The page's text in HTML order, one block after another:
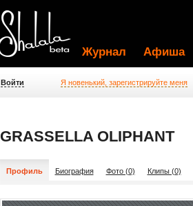
Журнал Афиша
Войти Я новенький, зарегистрируйте меня
GRASSELLA OLIPHANT
Профиль Биография Фото (0) Клипы (0)